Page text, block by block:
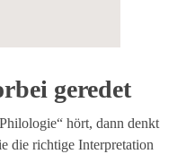
geredet
hört, dann denkt
die richtige Interpretation